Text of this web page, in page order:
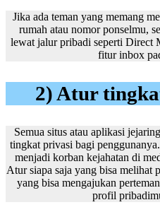
Jika ada teman yang memang
rumah atau nomor ponselmu,
lewat jalur pribadi seperti Direct
fitur inbox
2) Atur
Semua situs atau aplikasi
tingkat privasi bagi
menjadi korban kejahatan di
Atur siapa saja yang bisa melihat
yang bisa mengajukan
profil